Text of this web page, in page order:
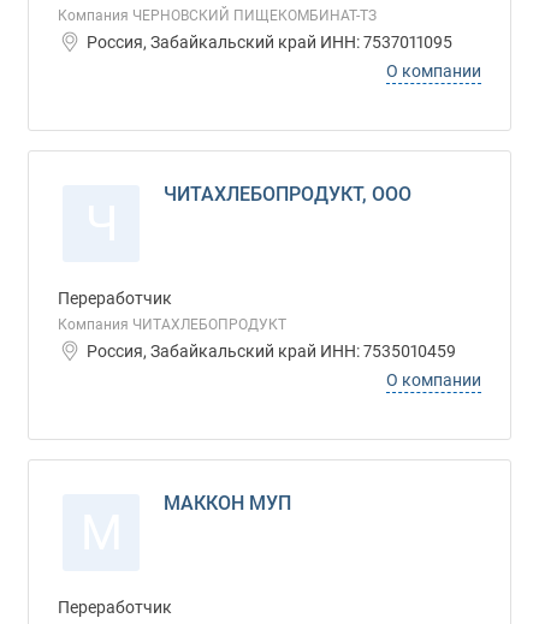
Компания ЧЕРНОВСКИЙ ПИЩЕКОМБИНАТ-ТЗ
Россия, Забайкальский край ИНН: 7537011095
О компании
ЧИТАХЛЕБОПРОДУКТ, ООО
Переработчик
Компания ЧИТАХЛЕБОПРОДУКТ
Россия, Забайкальский край ИНН: 7535010459
О компании
МАККОН МУП
Переработчик